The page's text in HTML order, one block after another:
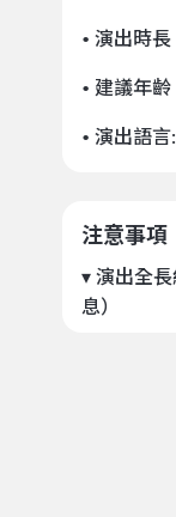
• 演出時
• 建議年
• 演出語言:
注意事項
▾ 演出全
息）